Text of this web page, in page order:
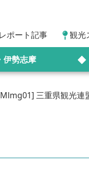
レポート記事 観光
伊勢志摩
三重県観光